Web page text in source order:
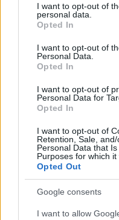
not limited to your visit or
grant or deny consent to
use your data for below
consent section.
I want to opt-out of
personal data.
Opted In
I want to opt-out of
Personal Data.
Opted In
I want to opt-out of
Personal Data for
Opted In
I want to opt-out of
Retention, Sale,
Personal Data that
Purposes for which it
Opted Out
Google consents
I want to allow
Άνεμοι: Από βόρειες
Θερμοκρασία: Από 10
Κρήτη τοπικά 19
Νησιά Ανατολικού
Καιρός: Γενικά
νεφώσεις κατά
πιθανότητα ασθενών